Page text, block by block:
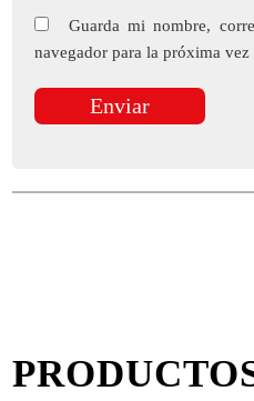
Guarda mi nombre,
navegador para la próxima vez